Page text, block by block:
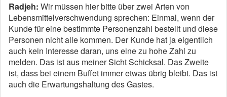
Radjeh: Wir müssen hier bitte über zwei Arten von
Lebensmittelverschwendung sprechen: Einmal, wenn der
Kunde für eine bestimmte Personenzahl bestellt und diese
Personen nicht alle kommen. Der Kunde hat ja eigentlich
auch kein Interesse daran, uns eine zu hohe Zahl zu
melden. Das ist aus meiner Sicht Schicksal. Das Zweite
ist, dass bei einem Buffet immer etwas übrig bleibt. Das ist
auch die Erwartungshaltung des Gastes.